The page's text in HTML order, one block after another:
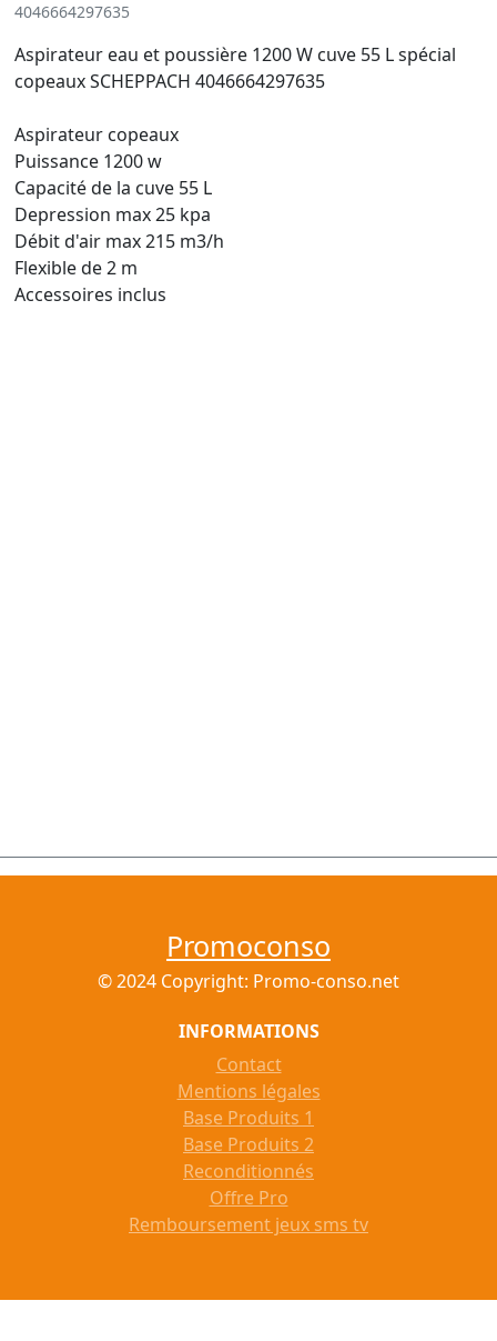
4046664297635
Aspirateur eau et poussière 1200 W cuve 55 L spécial
copeaux SCHEPPACH 4046664297635
Aspirateur copeaux
Puissance 1200 w
Capacité de la cuve 55 L
Depression max 25 kpa
Débit d'air max 215 m3/h
Flexible de 2 m
Accessoires inclus
Promoconso
© 2024 Copyright: Promo-conso.net
INFORMATIONS
Contact
Mentions légales
Base Produits 1
Base Produits 2
Reconditionnés
Offre Pro
Remboursement jeux sms tv